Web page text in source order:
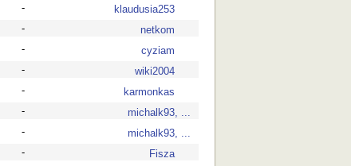
-
klaudusia253
-
netkom
-
cyziam
-
wiki2004
-
karmonkas
-
michalk93, ...
-
michalk93, ...
-
Fisza